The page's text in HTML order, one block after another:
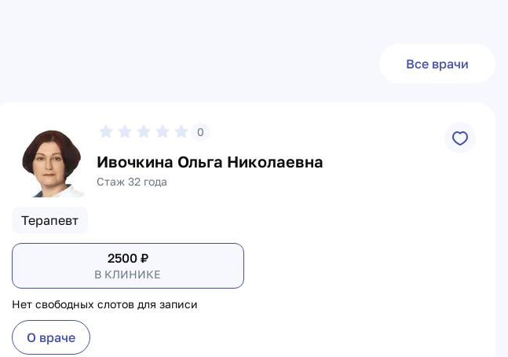
Все врачи
0
Ивочкина Ольга Николаевна
Стаж 32 года
Терапевт
2500₽
В КЛИНИКЕ
Нет свободных слотов для записи
О враче